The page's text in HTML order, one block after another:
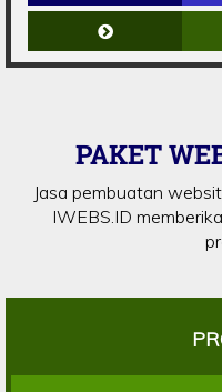
PAKET
Jasa pembuatan
IWEBS.ID